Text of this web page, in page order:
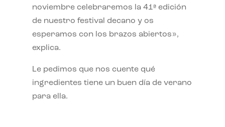
noviembre celebraremos la 41ª edición
de nuestro festival decano y os
esperamos con los brazos abiertos»,
explica.
Le pedimos que nos cuente qué
ingredientes tiene un buen día de verano
para ella.